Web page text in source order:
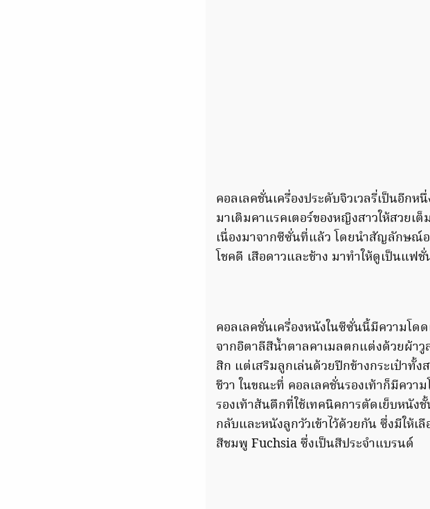
คอลเลคชั่นเครื่องประดับจิวเวลรี่เป็นอีก
มาเติมคาแรคเตอร์ของหญิงสาวให้สวยเ
เนื่องมาจากซีซั่นที่แล้ว โดยนำสัญลักษณ์
โชคดี เสือดาวและช้าง มาทำให้ดูเป็นแฟ
คอลเลคชั่นเครื่องหนังในซีซั่นนี้มีความโด
จากอิตาลีสีน้ำตาลคาเมลตกแต่งด้วยผ้า
สิก แต่เสริมลูกเล่นด้วยปีกข้างกระเป๋าทั้
ชีวา ในขณะที่ คอลเลคชั่นรองเท้าก็มีควา
รองเท้าส้นตึกที่ใช้เทคนิคการตัดเย็บหนั
กลับและหนังลูกวัวเข้าไว้ด้วยกัน ซึ่งมีให้
สีชมพู Fuchsia ซึ่งเป็นสีประจำแบรนด์